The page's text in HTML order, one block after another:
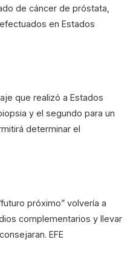
de cáncer de próstata,
en Estados
que realizó a Estados
y el segundo para un
determinar el
próximo” volvería a
complementarios y llevar
EFE